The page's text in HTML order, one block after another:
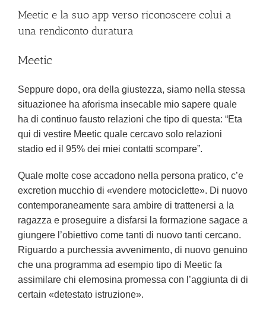
Meetic e la suo app verso riconoscere colui a
una rendiconto duratura
Meetic
Seppure dopo, ora della giustezza, siamo nella stessa
situazionee ha aforisma insecable mio sapere quale
ha di continuo fausto relazioni che tipo di questa: “Eta
qui di vestire Meetic quale cercavo solo relazioni
stadio ed il 95% dei miei contatti scompare”.
Quale molte cose accadono nella persona pratico, c’e
excretion mucchio di «vendere motociclette». Di nuovo
contemporaneamente sara ambire di trattenersi a la
ragazza e proseguire a disfarsi la formazione sagace a
giungere l’obiettivo come tanti di nuovo tanti cercano.
Riguardo a purchessia avvenimento, di nuovo genuino
che una programma ad esempio tipo di Meetic fa
assimilare chi elemosina promessa con l’aggiunta di di
certain «detestato istruzione».